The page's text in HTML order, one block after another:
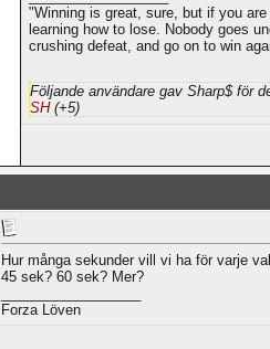
"Winning is great, sure, but if you
learning how to lose. Nobody goes
crushing defeat, and go on to win
Följande användare gav Sharp$ för
SH(+5)
Hur många sekunder vill vi ha för varje
45 sek? 60 sek? Mer?
Forza Löven